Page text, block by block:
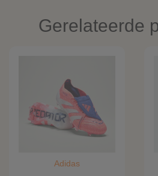
Gerelateerde
Adidas